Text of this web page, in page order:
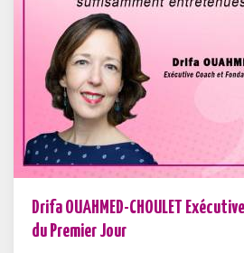
Drifa OUAHMED-CHOULET
du Premier Jour